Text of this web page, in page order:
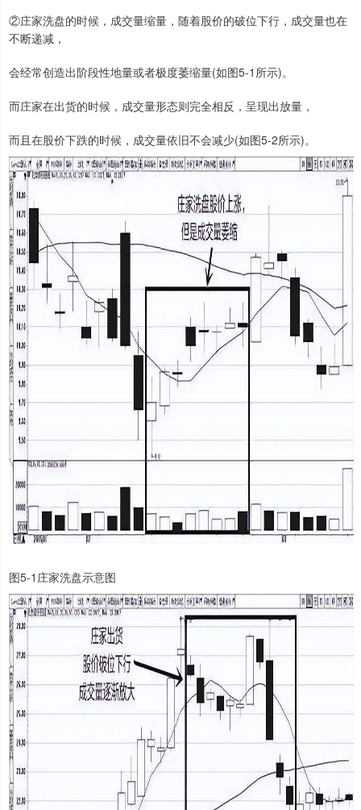
②庄家洗盘的时候，成交量缩量，随着股价的破位下行，成交量也在
不断递减，
会经常创造出阶段性地量或者极度萎缩量(如图5-1所示)。
而庄家在出货的时候，成交量形态则完全相反，呈现出放量，
而且在股价下跌的时候，成交量依旧不会减少(如图5-2所示)。
图5-1庄家洗盘示意图